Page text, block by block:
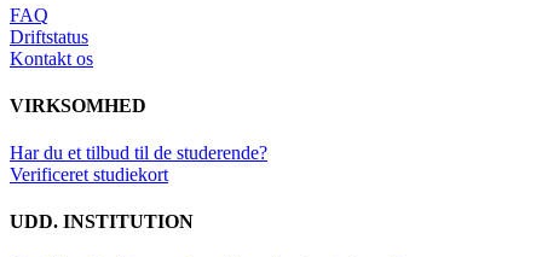
FAQ
Driftstatus
Kontakt os
VIRKSOMHED
Har du et tilbud til de studerende?
Verificeret studiekort
UDD. INSTITUTION